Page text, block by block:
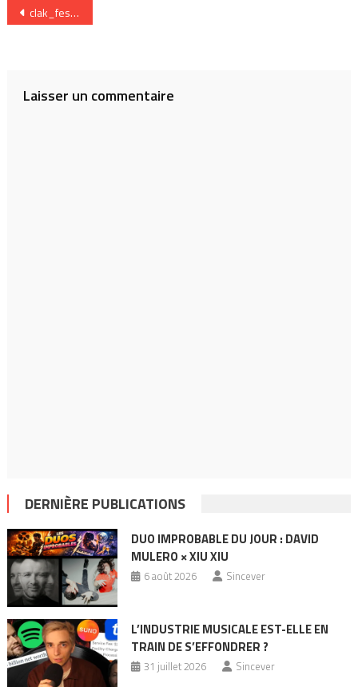
Navigation
clak_festival
Laisser un commentaire
DERNIÈRE PUBLICATIONS
DUO IMPROBABLE DU JOUR : DAVID
MULERO × XIU XIU
6 août 2026 Sincever
L’INDUSTRIE MUSICALE EST-ELLE EN
TRAIN DE S’EFFONDRER ?
31 juillet 2026 Sincever